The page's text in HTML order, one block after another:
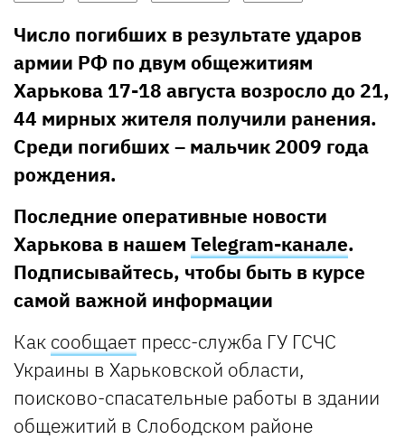
Число погибших в результате ударов
армии РФ по двум общежитиям
Харькова 17-18 августа возросло до 21,
44 мирных жителя получили ранения.
Среди погибших – мальчик 2009 года
рождения.
Последние оперативные новости
Харькова в нашем Telegram-канале.
Подписывайтесь, чтобы быть в курсе
самой важной информации
Как сообщает пресс-служба ГУ ГСЧС
Украины в Харьковской области,
поисково-спасательные работы в здании
общежитий в Слободском районе